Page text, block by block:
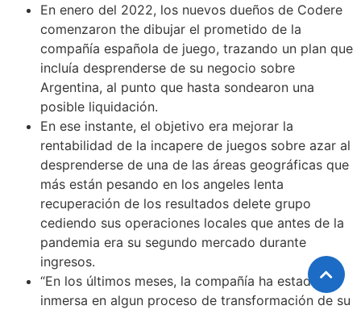
En enero del 2022, los nuevos dueños de Codere
comenzaron the dibujar el prometido de la
compañía española de juego, trazando un plan que
incluía desprenderse de su negocio sobre
Argentina, al punto que hasta sondearon una
posible liquidación.
En ese instante, el objetivo era mejorar la
rentabilidad de la incapere de juegos sobre azar al
desprenderse de una de las áreas geográficas que
más están pesando en los angeles lenta
recuperación de los resultados delete grupo
cediendo sus operaciones locales que antes de la
pandemia era su segundo mercado durante
ingresos.
“En los últimos meses, la compañía ha estado
inmersa en algun proceso de transformación de su